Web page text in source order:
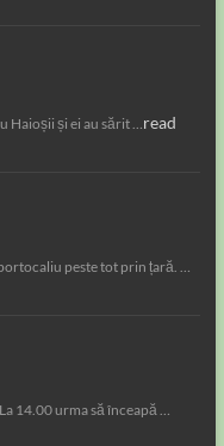
Haioșii și ei au sărit …read
peste tot prin țară. …
14.00 urma să înceapă …